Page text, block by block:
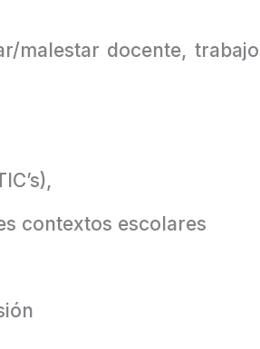
malestar docente, trabajo
contextos escolares